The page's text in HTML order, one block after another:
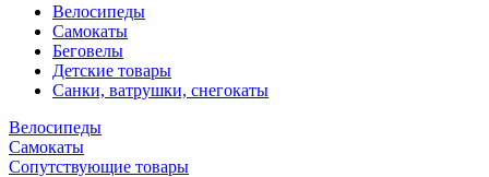
Велосипеды
Самокаты
Беговелы
Детские товары
Санки, ватрушки, снегокаты
Велосипеды
Самокаты
Сопутствующие товары